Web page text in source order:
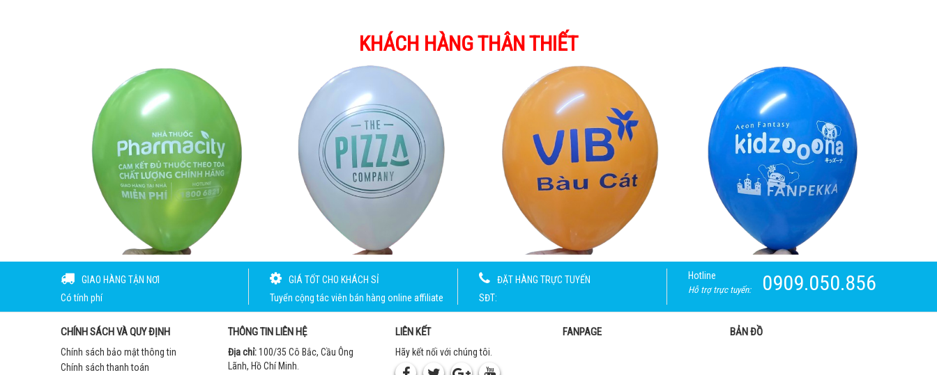
KHÁCH HÀNG THÂN THIẾT
GIAO HÀNG TẬN NƠI
Có tính phí
GIÁ TỐT CHO KHÁCH SỈ
Tuyển cộng tác viên bán hàng online affiliate
ĐẶT HÀNG TRỰC TUYẾN
SĐT:
Hotline
Hỗ trợ trực tuyến: 0909.050.856
CHÍNH SÁCH VÀ QUY ĐỊNH
Chính sách bảo mật thông tin
Chính sách thanh toán
THÔNG TIN LIÊN HỆ
Địa chỉ:100/35 Cô Bắc, Cầu Ông
Lãnh, Hồ Chí Minh.
LIÊN KẾT
Hãy kết nối với chúng tôi.
FANPAGE BẢN ĐỒ